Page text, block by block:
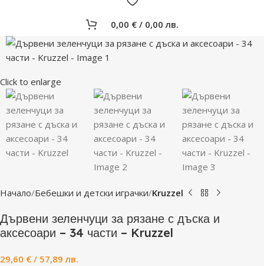
0,00 € / 0,00 лв.
Click to enlarge
Начало Бебешки и детски играчки Kruzzel
Дървени зеленчуци за рязане с дъска и
аксесоари – 34 части – Kruzzel
29,60 € / 57,89 лв.